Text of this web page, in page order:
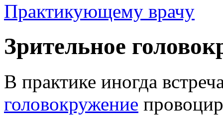
Практикующему врачу
Зрительное
В практике иногда
головокружение